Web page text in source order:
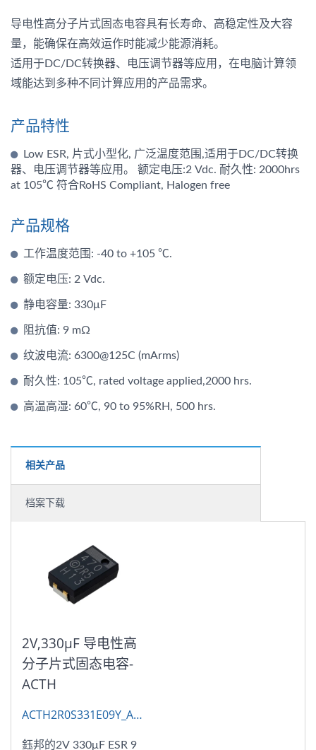
导电性高分子片式固态电容具有长寿命、高稳定性及大容
量，能确保在高效运作时能减少能源消耗。
适用于DC/DC转换器、电压调节器等应用，在电脑计算领
域能达到多种不同计算应用的产品需求。
产品特性
Low ESR, 片式小型化, 广泛温度范围,适用于DC/DC转换
器、电压调节器等应用。 额定电压:2 Vdc. 耐久性: 2000hrs
at 105℃ 符合RoHS Compliant, Halogen free
产品规格
工作温度范围: -40 to +105 ℃.
额定电压: 2 Vdc.
静电容量: 330μF
阻抗值: 9 mΩ
纹波电流: 6300@125C (mArms)
耐久性: 105℃, rated voltage applied,2000 hrs.
高温高湿: 60℃, 90 to 95%RH, 500 hrs.
相关产品
档案下载
2V,330μF 导电性高
分子片式固态电容-
ACTH
ACTH2R0S331E09Y_AP-
鈺邦的2V 330μF ESR 9